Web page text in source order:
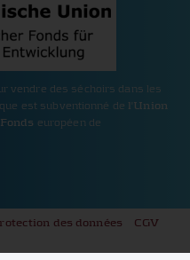
vendre des séchoirs dans les
est subventionné de l'Union
Fonds européen de
des données
CGV